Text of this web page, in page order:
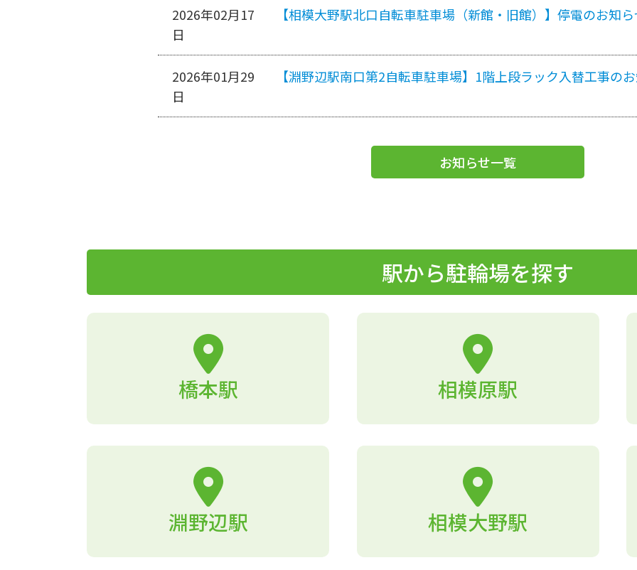
2026年02月17
日
【相模大野駅北口自転車駐車場（新館・旧館）】停電のお知
2026年01月29
日
【淵野辺駅南口第2自転車駐車場】1階上段ラック入替工事の
お知らせ一覧
駅から駐輪場を探す
橋本駅 相模原駅
淵野辺駅 相模大野駅